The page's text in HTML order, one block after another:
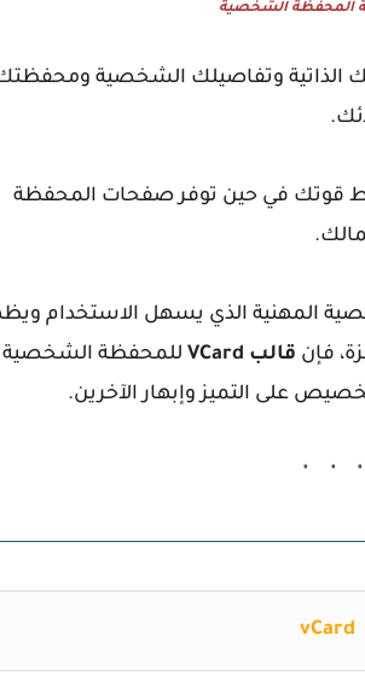
الذاتية وتفاصيلك الشخصية
قوتك في حين توفر صفحات المحفظة
المهنية الذي يسهل الاستخدام
فإن قالب VCard للمحفظة الشخصية
على التميز وإبهار الآخرين.
vCard